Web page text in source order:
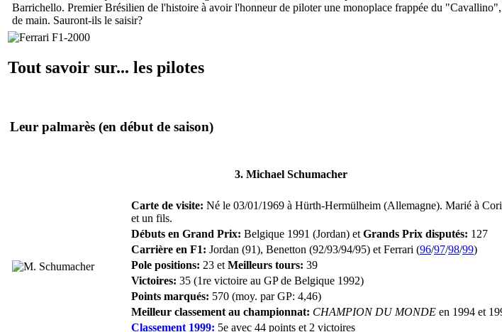
Barrichello. Premier Brésilien de l'histoire à avoir l'honneur de piloter une monoplace frappée du
de main. Sauront-ils le saisir?
Tout savoir sur... les pilotes
Leur palmarès (en début de saison)
3. Michael Schumacher
Carte de visite: Né le 03/01/1969 à Hürth-Hermülheim (Allemagne). Marié à
et un fils.
Débuts en Grand Prix: Belgique 1991 (Jordan) et Grands Prix disputés: 127
Carrière en F1: Jordan (91), Benetton (92/93/94/95) et Ferrari (96/97/98/99)
Pole positions: 23 et Meilleurs tours: 39
Victoires: 35 (1re victoire au GP de Belgique 1992)
Points marqués: 570 (moy. par GP: 4,46)
Meilleur classement au championnat: CHAMPION DU MONDE en 1994 et
Classement 1999: 5e avec 44 points et 2 victoires